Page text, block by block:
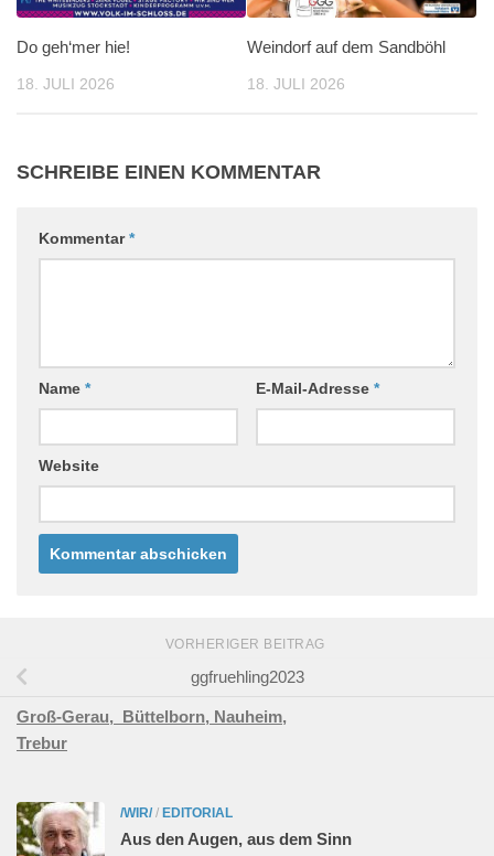
Do geh‘mer hie!
18. JULI 2026
Weindorf auf dem Sandböhl
18. JULI 2026
SCHREIBE EINEN KOMMENTAR
Kommentar*
Name * E-Mail-Adresse *
Website
VORHERIGER BEITRAG
ggfruehling2023
Groß-Gerau, Büttelborn, Nauheim,
Trebur
/WIR/ / EDITORIAL
Aus den Augen, aus dem Sinn